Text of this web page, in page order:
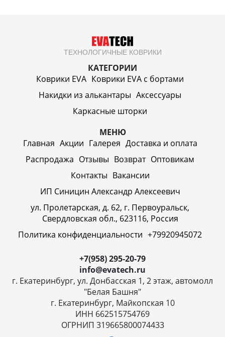
ТЕХНОЛОГИЧНЫЕ КОВРИКИ
КАТЕГОРИИ
Коврики EVA Коврики EVA c бортами
Накидки из алькантары Аксессуары
Каркасные шторки
МЕНЮ
Главная Акции Галерея Доставка и оплата
Распродажа Отзывы Возврат Оптовикам
Контакты Вакансии
ИП Синицин Александр Алексеевич
ул. Пролетарская, д. 62, г. Первоуральск,
Свердловская обл., 623116, Россия
Политика конфиденциальности +79920945072
+7(958) 295-20-79
info@evatech.ru
г. Екатеринбург, ул. Донбасская 1, 2 этаж, автомолл
"Белая Башня"
г. Екатеринбург, Майкопская 10
ИНН 662515754769
ОГРНИП 319665800074433